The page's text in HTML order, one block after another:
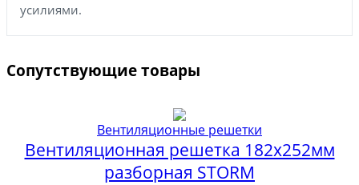
усилиями.
Сопутствующие товары
Вентиляционные решетки
Вентиляционная решетка 182х252мм
разборная STORМ